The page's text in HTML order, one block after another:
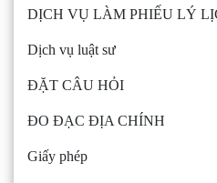
DỊCH VỤ LÀM PHIẾU LÝ
Dịch vụ luật sư
ĐẶT CÂU HỎI
ĐO ĐẠC ĐỊA CHÍNH
Giấy phép